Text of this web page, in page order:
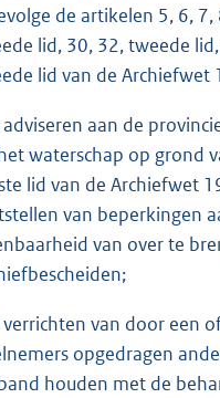
de artikelen 5, 6,
lid, 30, 32, tweede
lid van de Archiefwet
aan de
waterschap op grond
lid van de Archiefwet
van beperkingen
van over te
van door een
opgedragen
houden met de